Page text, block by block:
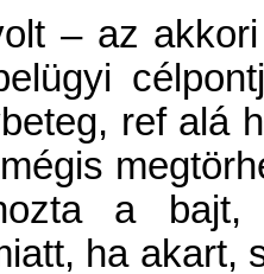
– az
ref alá
a bajt,
ha akart,